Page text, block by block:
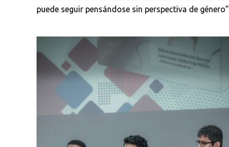
puede seguir pensándose sin perspectiva de
Busca en la escuela